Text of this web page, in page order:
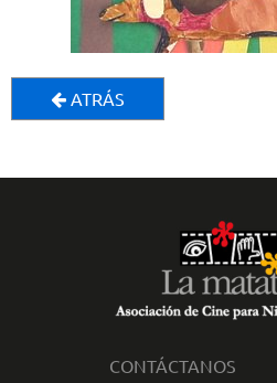
ATRÁS
CONTÁCTANOS